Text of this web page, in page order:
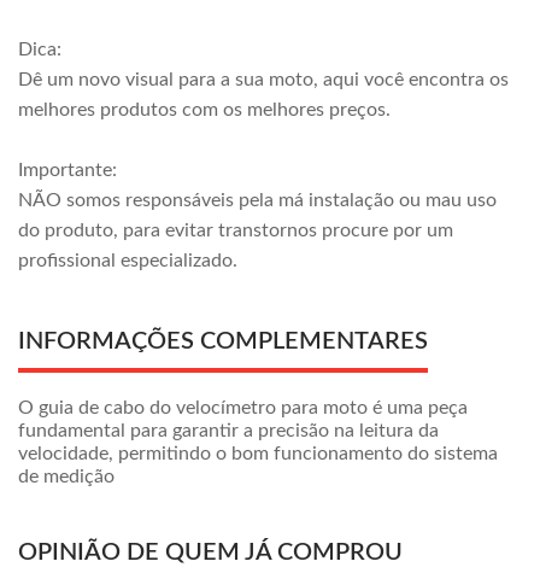
Dica:
Dê um novo visual para a sua moto, aqui você encontra os
melhores produtos com os melhores preços.
Importante:
NÃO somos responsáveis pela má instalação ou mau uso
do produto, para evitar transtornos procure por um
profissional especializado.
INFORMAÇÕES COMPLEMENTARES
O guia de cabo do velocímetro para moto é uma peça
fundamental para garantir a precisão na leitura da
velocidade, permitindo o bom funcionamento do sistema
de medição
OPINIÃO DE QUEM JÁ COMPROU